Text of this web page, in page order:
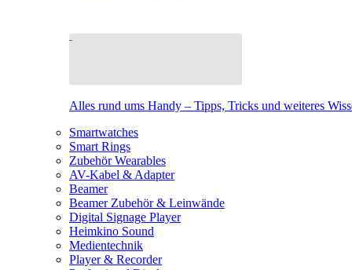
Alles rund ums Handy – Tipps, Tricks und weiteres
Smartwatches
Smart Rings
Zubehör Wearables
AV-Kabel & Adapter
Beamer
Beamer Zubehör & Leinwände
Digital Signage Player
Heimkino Sound
Medientechnik
Player & Recorder